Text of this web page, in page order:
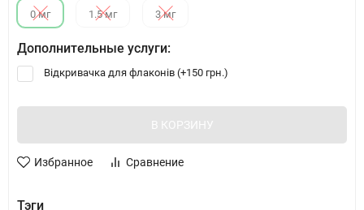
0 мг 1.5 мг 3 мг
Дополнительные услуги:
Відкривачка для флаконів (+150 грн.)
В КОРЗИНУ
Избранное Сравнение
Тэги